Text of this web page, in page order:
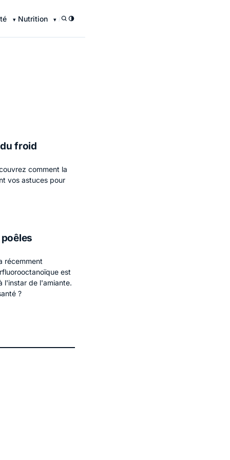
Nutrition /
froid
comment la
vos astuces pour
récemment
est
l'instar de l'amiante.
?